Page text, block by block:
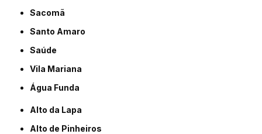
Sacomã
Santo Amaro
Saúde
Vila Mariana
Água Funda
Alto da Lapa
Alto de Pinheiros